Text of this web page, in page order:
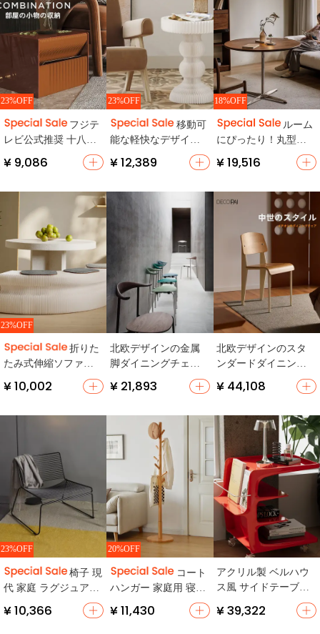
23%OFF
フジテ
レビ公式推奨 十八紙
サイドテーブル【場
所自在・大容量収
¥ 9,086
23%OFF
移動可
能な軽快なデザイン
のソファサイドテー
ブル【リビング・寝
¥ 12,389
18%OFF
ルーム
にぴったり！丸型無
垢材ダイニングテー
ブル【ウォルナット
ン・小型】
¥ 19,516
23%OFF
折りた
たみ式伸縮ソファベ
ンチ【省スペース・
収納家具・現代的デ
¥ 10,002
北欧デザインの金属
脚ダイニングチェア
応・シンプルなライ
¥ 21,893
北欧デザインのスタ
ンダードダイニング
チェア【実木・背も
たれ付き・学生用デ
適】
¥ 44,108
23%OFF
椅子 現
代 家庭 ラグジュアリ
ー メタル シンプル
¥ 10,366
20%OFF
コート
ハンガー 家庭用 寝室
木製 シングルポール
自立 簡易
¥ 11,430
アクリル製 ベルハウ
ス風 サイドテーブル
【移動可能・リビン
グ用】
¥ 39,322